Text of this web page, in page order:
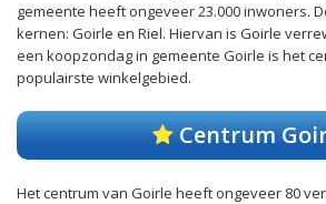
gemeente heeft ongeveer 23.000 inwoners.
kernen: Goirle en Riel. Hiervan is Goirle
een koopzondag in gemeente Goirle is het
populairste winkelgebied.
Centrum
Het centrum van Goirle heeft ongeveer 80